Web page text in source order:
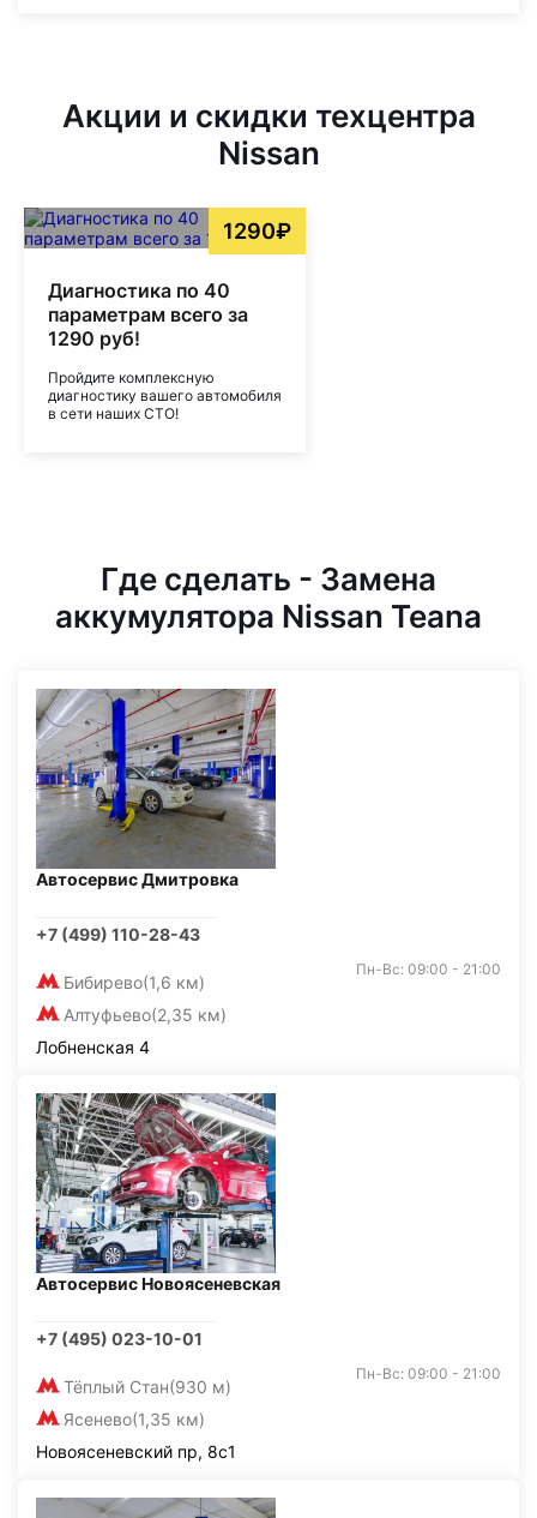
Акции и скидки техцентра
Nissan
1290₽
Диагностика по 40
параметрам всего за
1290 руб!
Пройдите комплексную
диагностику вашего автомобиля
в сети наших СТО!
Где сделать - Замена
аккумулятора Nissan Teana
Автосервис Дмитровка
+7 (499) 110-28-43
Бибирево(1,6 км)
Алтуфьево(2,35 км)
Пн-Вс: 09:00 - 21:00
Лобненская 4
Автосервис Новоясеневская
+7 (495) 023-10-01
Тёплый Стан(930 м)
Ясенево(1,35 км)
Пн-Вс: 09:00 - 21:00
Новоясеневский пр, 8с1